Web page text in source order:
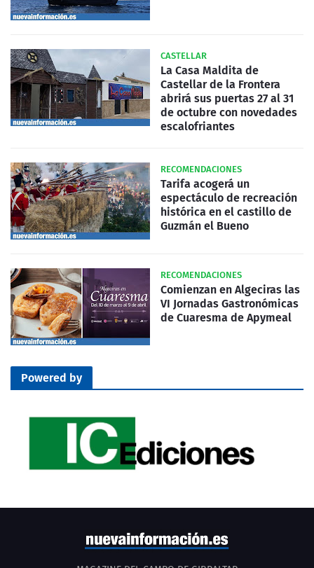
CASTELLAR
La Casa Maldita de
Castellar de la Frontera
abrirá sus puertas 27 al 31
de octubre con novedades
escalofriantes
RECOMENDACIONES
Tarifa acogerá un
espectáculo de recreación
histórica en el castillo de
Guzmán el Bueno
RECOMENDACIONES
Comienzan en Algeciras las
VI Jornadas Gastronómicas
de Cuaresma de Apymeal
Powered by